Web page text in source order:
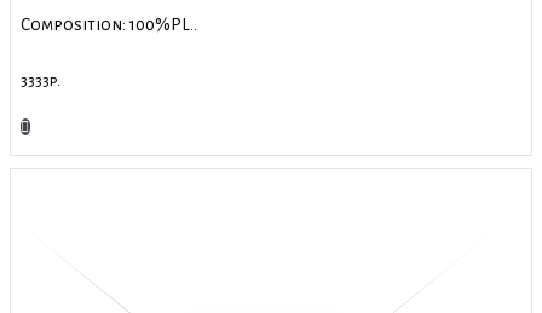
Composition: 100%PL..
3333р.